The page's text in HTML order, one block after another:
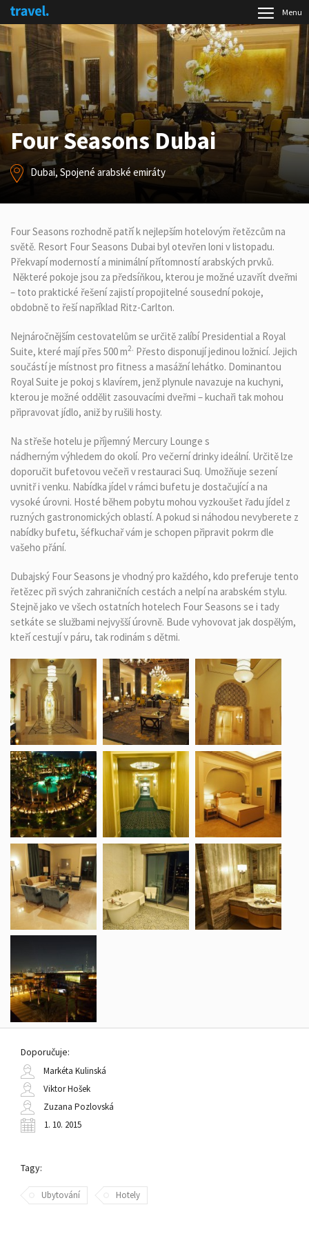
Menu
Four Seasons Dubai
Dubai, Spojené arabské emiráty
Four Seasons rozhodně patří k nejlepším hotelovým řetězcům na
světě. Resort Four Seasons Dubai byl otevřen loni v listopadu.
Překvapí moderností a minimální přítomností arabských prvků.
Některé pokoje jsou za předsíňkou, kterou je možné uzavřít dveřmi
– toto praktické řešení zajistí propojitelné sousední pokoje,
obdobně to řeší například Ritz-Carlton.
Nejnáročnějším cestovatelům se určitě zalíbí Presidential a Royal
Suite, které mají přes 500 m2. Přesto disponují jedinou ložnicí. Jejich
součástí je místnost pro fitness a masážní lehátko. Dominantou
Royal Suite je pokoj s klavírem, jenž plynule navazuje na kuchyni,
kterou je možné oddělit zasouvacími dveřmi – kuchaři tak mohou
připravovat jídlo, aniž by rušili hosty.
Na střeše hotelu je příjemný Mercury Lounge s
nádherným výhledem do okolí. Pro večerní drinky ideální. Určitě lze
doporučit bufetovou večeři v restauraci Suq. Umožňuje sezení
uvnitř i venku. Nabídka jídel v rámci bufetu je dostačující a na
vysoké úrovni. Hosté během pobytu mohou vyzkoušet řadu jídel z
ruzných gastronomických oblastí. A pokud si náhodou nevyberete z
nabídky bufetu, šéfkuchař vám je schopen připravit pokrm dle
vašeho přání.
Dubajský Four Seasons je vhodný pro každého, kdo preferuje tento
řetězec při svých zahraničních cestách a nelpí na arabském stylu.
Stejně jako ve všech ostatních hotelech Four Seasons se i tady
setkáte se službami nejvyšší úrovně. Bude vyhovovat jak dospělým,
kteří cestují v páru, tak rodinám s dětmi.
Doporučuje:
Markéta Kulinská
Viktor Hošek
Zuzana Pozlovská
1. 10. 2015
Tagy:
Ubytování Hotely